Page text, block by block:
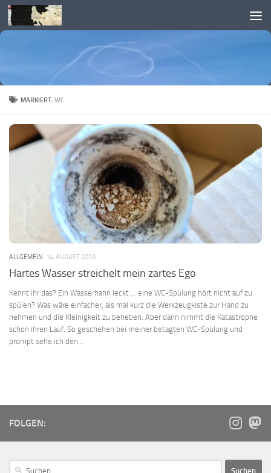
Skip to content
MARKIERT:WC
ALLGEMEIN 14. AUGUST 2020
Hartes Wasser streichelt mein zartes Ego
Kennt ihr das? Ein Wasserhahn leckt … eine WC-Spülung hört nicht auf zu
spülen? Was wäre einfacher, als mal kurz die Werkzeugkiste zur Hand zu
nehmen und die Kleinigkeit zu beheben. Aber dann nimmt die Katastrophe
schon ihren Lauf. So geschehen bei meiner betagten WC-Spülung und
prompt sehe ich den...
FOLGEN: